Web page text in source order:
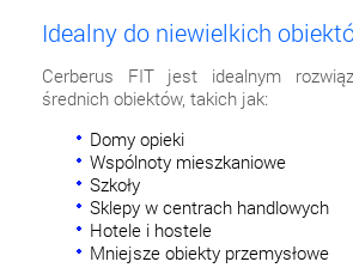
Idealny do niewielkich
Cerberus FIT jest idealnym
średnich obiektów, takich jak:
Domy opieki
Wspólnoty mieszkaniowe
Szkoły
Sklepy w centrach handlowych
Hotele i hostele
Mniejsze obiekty przemysłowe